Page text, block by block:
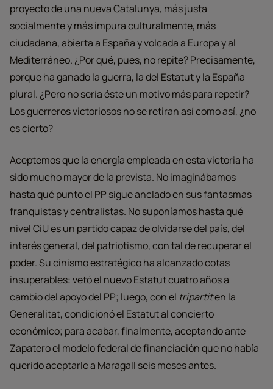
proyecto de una nueva Catalunya, más justa
socialmente y más impura culturalmente, más
ciudadana, abierta a España y volcada a Europa y al
Mediterráneo. ¿Por qué, pues, no repite? Precisamente,
porque ha ganado la guerra, la del Estatut y la España
plural. ¿Pero no sería éste un motivo más para repetir?
Los guerreros victoriosos no se retiran así como así, ¿no
es cierto?
Aceptemos que la energía empleada en esta victoria ha
sido mucho mayor de la prevista. No imaginábamos
hasta qué punto el PP sigue anclado en sus fantasmas
franquistas y centralistas. No suponíamos hasta qué
nivel CiU es un partido capaz de olvidarse del país, del
interés general, del patriotismo, con tal de recuperar el
poder. Su cinismo estratégico ha alcanzado cotas
insuperables: vetó el nuevo Estatut cuatro años a
cambio del apoyo del PP; luego, con el tripartiten la
Generalitat, condicionó el Estatut al concierto
económico; para acabar, finalmente, aceptando ante
Zapatero el modelo federal de financiación que no había
querido aceptarle a Maragall seis meses antes.